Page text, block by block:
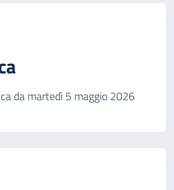
da martedì 5 maggio 2026